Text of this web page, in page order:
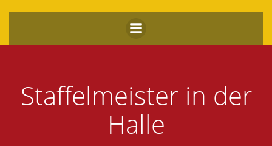
Inhalt
springen
Staffelmeister in der
Halle